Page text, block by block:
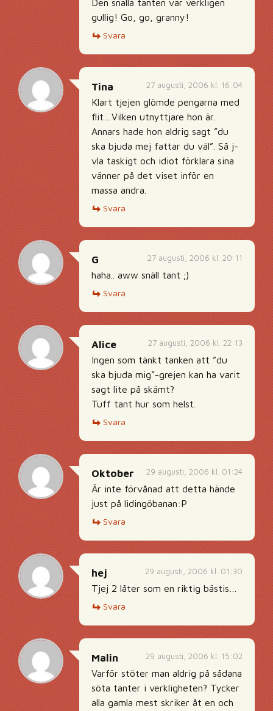
Den snälla tanten var verkligen
gullig! Go, go, granny!
Svara
27 augusti, 2006 kl. 16:04
Tina
Klart tjejen glömde pengarna med
flit…Vilken utnyttjare hon är.
Annars hade hon aldrig sagt ”du
ska bjuda mej fattar du väl”. Så j-
vla taskigt och idiot förklara sina
vänner på det viset inför en
massa andra.
Svara
27 augusti, 2006 kl. 20:11
G
haha.. aww snäll tant ;)
Svara
27 augusti, 2006 kl. 22:13
Alice
Ingen som tänkt tanken att ”du
ska bjuda mig”-grejen kan ha varit
sagt lite på skämt?
Tuff tant hur som helst.
Svara
29 augusti, 2006 kl. 01:24
Oktober
Är inte förvånad att detta hände
just på lidingöbanan:P
Svara
29 augusti, 2006 kl. 01:30
hej
Tjej 2 låter som en riktig bästis…
Svara
29 augusti, 2006 kl. 15:02
Malin
Varför stöter man aldrig på sådana
söta tanter i verkligheten? Tycker
alla gamla mest skriker åt en och